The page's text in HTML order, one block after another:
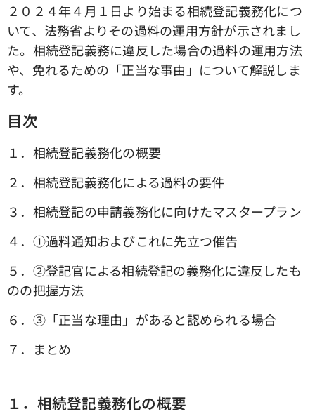
２０２４年４月１日より始まる相続登記義務化につ
いて、法務省よりその過料の運用方針が示されまし
た。相続登記義務に違反した場合の過料の運用方法
や、免れるための「正当な事由」について解説しま
す。
目次
１．相続登記義務化の概要
２．相続登記義務化による過料の要件
３．相続登記の申請義務化に向けたマスタープラン
４．①過料通知およびこれに先立つ催告
５．➁登記官による相続登記の義務化に違反したも
のの把握方法
６．③「正当な理由」があると認められる場合
７．まとめ
１．相続登記義務化の概要